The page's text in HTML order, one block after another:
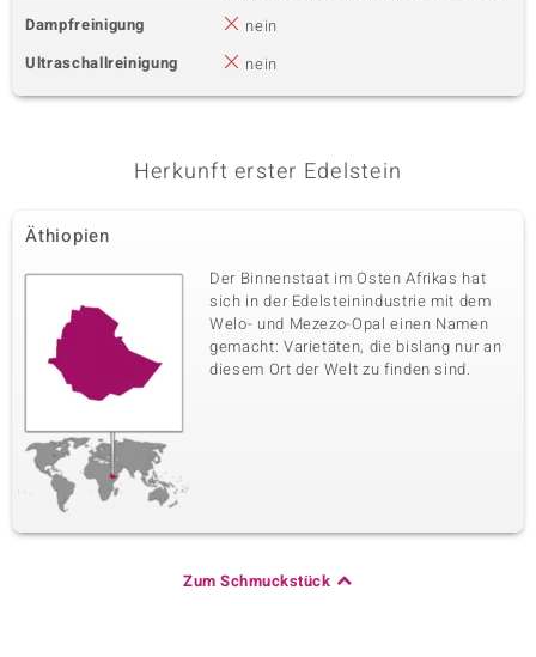
Dampfreinigung
nein
Ultraschallreinigung
nein
Herkunft erster Edelstein
Äthiopien
Der Binnenstaat im Osten Afrikas hat
sich in der Edelsteinindustrie mit dem
Welo- und Mezezo-Opal einen Namen
gemacht: Varietäten, die bislang nur an
diesem Ort der Welt zu finden sind.
Zum Schmuckstück